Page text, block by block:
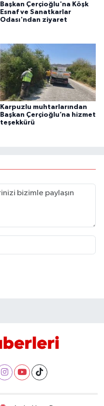
Başkan Çerçioğlu'na Köşk
Esnaf ve Sanatkarlar
Odası'ndan ziyaret
Karpuzlu muhtarlarından
Başkan Çerçioğlu’na hizmet
teşekkürü